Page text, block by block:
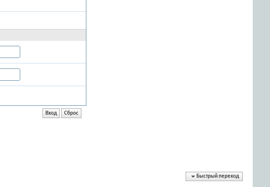
Быстрый переход